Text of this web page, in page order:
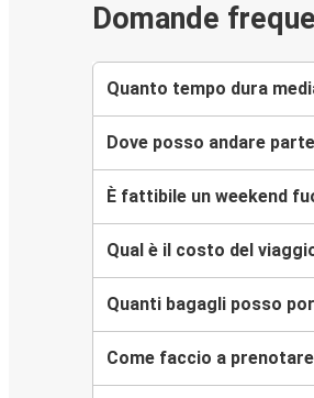
Domande
Quanto tempo dura
Dove posso andare
È fattibile un weekend
Qual è il costo del
Quanti bagagli posso
Come faccio a